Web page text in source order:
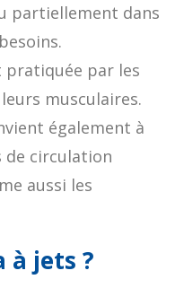
partiellement dans
pratiquée par les
musculaires.
également à
de circulation
aussi les
à jets ?